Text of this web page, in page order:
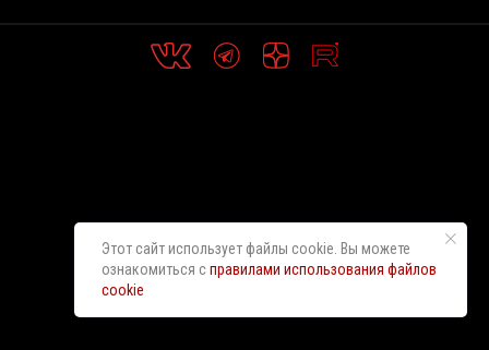
Этот сайт использует файлы cookie. Вы можете
ознакомиться справилами использования файлов
cookie